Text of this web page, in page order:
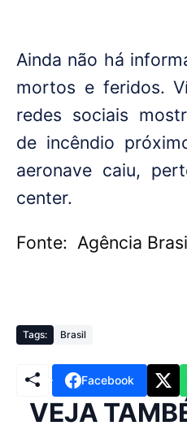
Ainda não há
mortos e feridos.
redes sociais
de incêndio
aeronave caiu,
center.
Fonte: Agência
Tags: Brasil
Facebook
VEJA